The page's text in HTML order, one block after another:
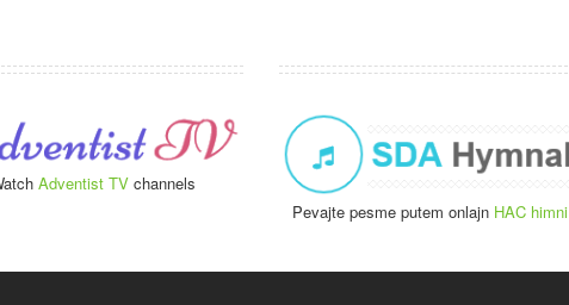
Adventist TVchannels
Pevajte pesme putem onlajn HAC himni